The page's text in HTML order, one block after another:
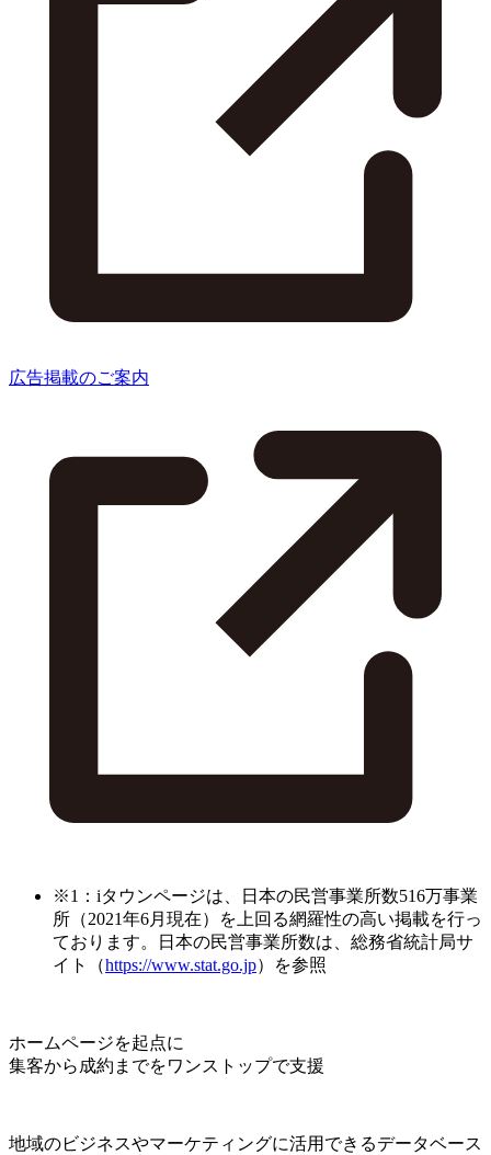
広告掲載のご案内
※1：iタウンページは、日本の民営事業所数516万事業
所（2021年6月現在）を上回る網羅性の高い掲載を行っ
ております。日本の民営事業所数は、総務省統計局サ
イト（https://www.stat.go.jp）を参照
ホームページを起点に
集客から成約までをワンストップで支援
地域のビジネスやマーケティングに活用できるデータベース